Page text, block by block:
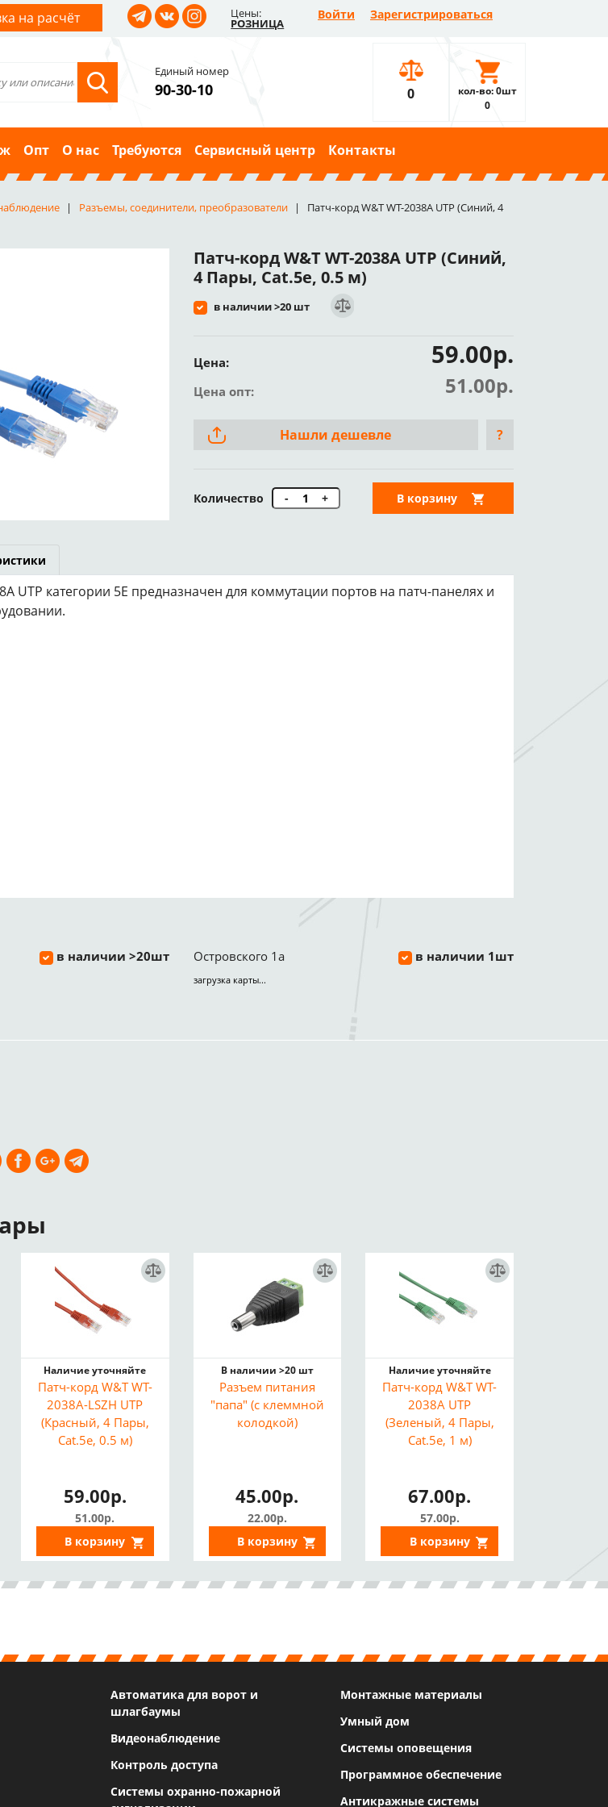
на расчёт Цены:
РОЗНИЦА
Войти Зарегистрироваться
Единый номер
90-30-10 0
кол-во: 0шт
0
Опт О нас Требуются Сервисный центр Контакты
Разъемы, соединители, преобразователи
Патч-корд W&T WT-2038A UTP (Синий, 4
Патч-корд W&T WT-2038A UTP (Синий,
4 Пары, Cat.5e, 0.5 м)
в наличии >20 шт
Цена: 59.00р.
Цена опт: 51.00р.
Нашли дешевле ?
Количество - + В корзину
UTP категории 5E предназначен для коммутации портов на патч-панелях и
в наличии >20шт Островского 1а в наличии 1шт
загрузка карты...
Наличие уточняйте
Патч-корд W&T WT-
2038A-LSZH UTP
(Красный, 4 Пары,
Cat.5e, 0.5 м)
59.00р.
51.00р.
В корзину
В наличии >20 шт
Разъем питания
"папа" (с клеммной
колодкой)
45.00р.
22.00р.
В корзину
Наличие уточняйте
Патч-корд W&T WT-
2038A UTP
(Зеленый, 4 Пары,
Cat.5e, 1 м)
67.00р.
57.00р.
В корзину
Автоматика для ворот и
шлагбаумы
Видеонаблюдение
Контроль доступа
Системы охранно-пожарной
Монтажные материалы
Умный дом
Системы оповещения
Программное обеспечение
Антикражные системы